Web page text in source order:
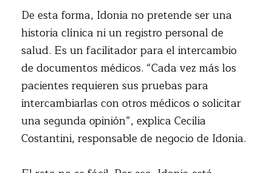
De esta forma, Idonia no pretende ser una
historia clínica ni un registro personal de
salud. Es un facilitador para el intercambio
de documentos médicos. “Cada vez más los
pacientes requieren sus pruebas para
intercambiarlas con otros médicos o solicitar
una segunda opinión”, explica Cecilia
Costantini, responsable de negocio de Idonia.